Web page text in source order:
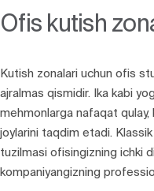
Ofis kutish
Kutish zonalari uchun ofis
ajralmas qismidir. Ika kabi
mehmonlarga nafaqat
joylarini taqdim etadi.
tuzilmasi ofisingizning ichki
kompaniyangizning